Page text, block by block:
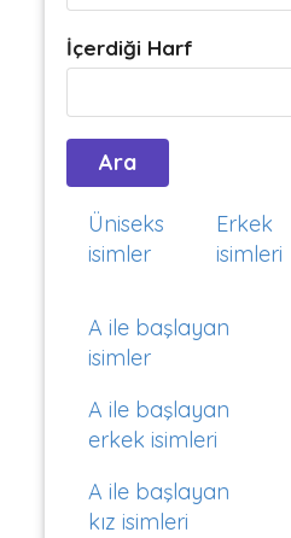
İçerdiği Harf
Üniseks
isimler
Erkek
isimleri
A ile başlayan
isimler
A ile başlayan
erkek isimleri
A ile başlayan
kız isimleri